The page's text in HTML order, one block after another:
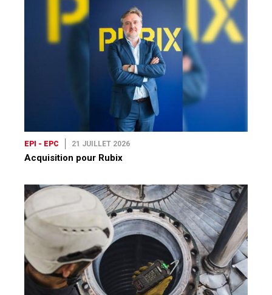
EPI - EPC 21 JUILLET 2026
Acquisition pour Rubix